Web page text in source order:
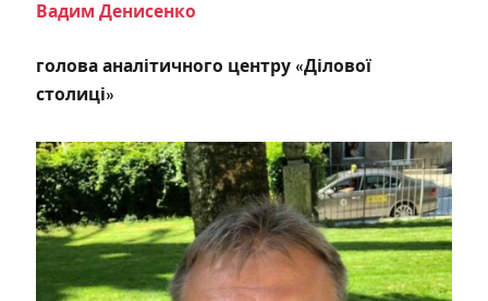
Вадим Денисенко
голова аналітичного центру «Ділової
столиці»